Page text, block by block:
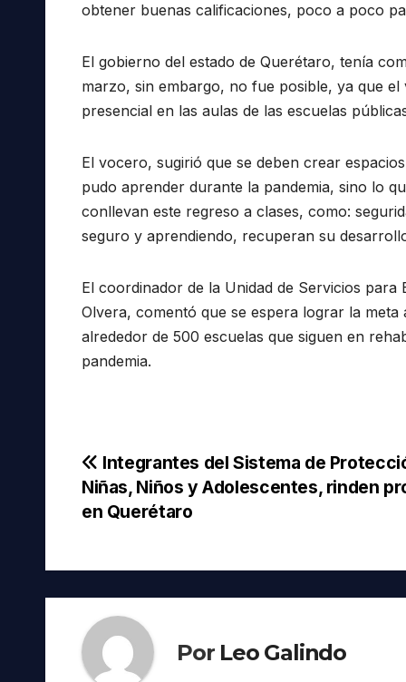
obtener buenas calificaciones, poco a poco
El gobierno del estado de Querétaro, tenía
marzo, sin embargo, no fue posible, ya que
presencial en las aulas de las escuelas
El vocero, sugirió que se deben crear
pudo aprender durante la pandemia, sino lo
conllevan este regreso a clases, como:
seguro y aprendiendo, recuperan su
El coordinador de la Unidad de Servicios
Olvera, comentó que se espera lograr la
alrededor de 500 escuelas que siguen en
pandemia.
Navegación
de
Integrantes del Sistema de
Niñas, Niños y Adolescentes, rinden
en Querétaro
Por Leo Galindo